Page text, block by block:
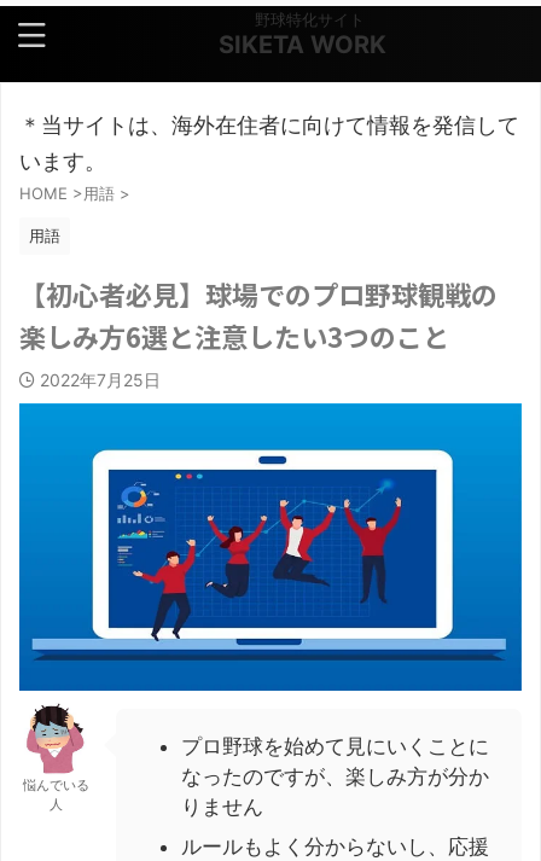
野球特化サイト
SIKETA WORK
＊当サイトは、海外在住者に向けて情報を発信して
います。
HOME >用語 >
用語
【初心者必見】球場でのプロ野球観戦の
楽しみ方6選と注意したい3つのこと
2022年7月25日
悩んでいる
人
プロ野球を始めて見にいくことに
なったのですが、楽しみ方が分か
りません
ルールもよく分からないし、応援